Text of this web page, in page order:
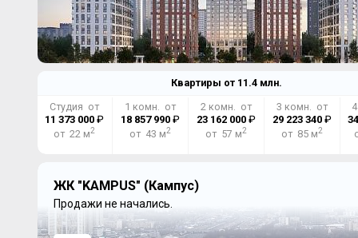
Квартиры от 11.4млн.
Студия от
11 373 000 ₽
от 22 м2
1 комн. от
18 857 990 ₽
от 43 м2
2 комн. от
23 162 000₽
от 57 м2
3 комн. от
29 223 340₽
от 85 м2
ЖК "KAMPUS" (Кампус)
Продажи не начались.